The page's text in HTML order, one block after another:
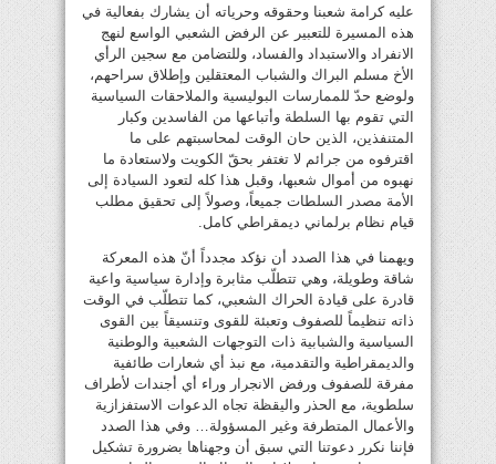
عليه كرامة شعبنا وحقوقه وحرياته أن يشارك بفعالية في
هذه المسيرة للتعبير عن الرفض الشعبي الواسع لنهج
الانفراد والاستبداد والفساد، وللتضامن مع سجين الرأي
الأخ مسلم البراك والشباب المعتقلين وإطلاق سراحهم،
ولوضع حدّ للممارسات البوليسية والملاحقات السياسية
التي تقوم بها السلطة وأتباعها من الفاسدين وكبار
المتنفذين، الذين حان الوقت لمحاسبتهم على ما
اقترفوه من جرائم لا تغتفر بحقّ الكويت ولاستعادة ما
نهبوه من أموال شعبها، وقبل هذا كله لتعود السيادة إلى
الأمة مصدر السلطات جميعاً، وصولاً إلى تحقيق مطلب
قيام نظام برلماني ديمقراطي كامل.
ويهمنا في هذا الصدد أن نؤكد مجدداً أنّ هذه المعركة
شاقة وطويلة، وهي تتطلّب مثابرة وإدارة سياسية واعية
قادرة على قيادة الحراك الشعبي، كما تتطلّب في الوقت
ذاته تنظيماً للصفوف وتعبئة للقوى وتنسيقاً بين القوى
السياسية والشبابية ذات التوجهات الشعبية والوطنية
والديمقراطية والتقدمية، مع نبذ أي شعارات طائفية
مفرقة للصفوف ورفض الانجرار وراء أي أجندات لأطراف
سلطوية، مع الحذر واليقظة تجاه الدعوات الاستفزازية
والأعمال المتطرفة وغير المسؤولة… وفي هذا الصدد
فإننا نكرر دعوتنا التي سبق أن وجهناها بضرورة تشكيل